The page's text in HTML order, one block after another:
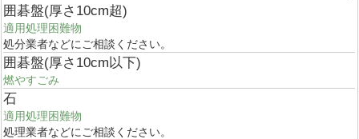
囲碁盤(厚さ10cm超)
適用処理困難物
処分業者などにご相談ください。
囲碁盤(厚さ10cm以下)
燃やすごみ
石
適用処理困難物
処理業者などにご相談ください。